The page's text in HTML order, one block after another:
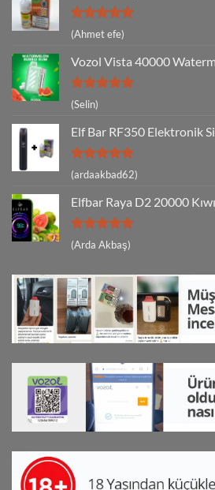
5 üzerinden
5
(Ahmet efe)
Vozol Vista 40000
5 üzerinden
5
oy aldı
(Selin)
Elf Bar RF350 Elektronik
5 üzerinden
5
(ardaakbad62)
Elfbar Raya D2 20000
5 üzerinden
5
(Arda Akbaş)